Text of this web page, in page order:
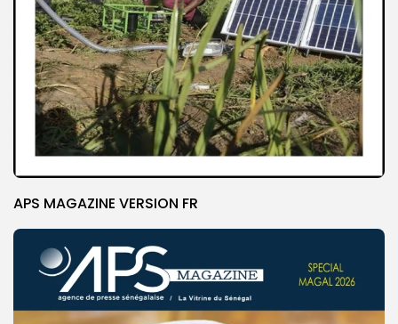
APS MAGAZINE VERSION FR